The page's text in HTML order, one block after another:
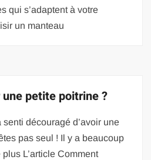
qui s’adaptent à votre
un manteau
petite poitrine ?
découragé d’avoir une
pas seul ! Il y a beaucoup
L’article Comment